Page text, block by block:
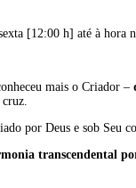
[12:00 h] até à
mais o Criador –
cruz.
por Deus e sob Seu
transcendental